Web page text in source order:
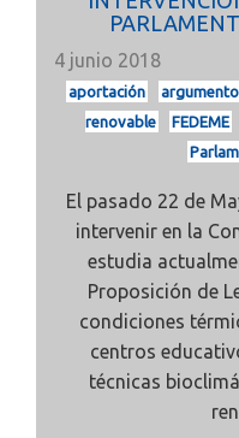
4 junio 2018
aportación argumento
renovable
FEDEME
El pasado 22 de
intervenir en la
estudia
Proposición de
condiciones
centros
técnicas